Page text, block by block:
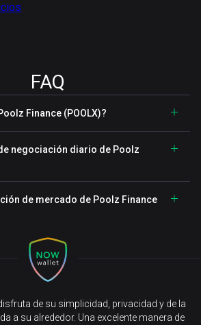
FAQ
Finance (POOLX)?
negociación diario de Poolz
de mercado de Poolz Finance
de su simplicidad, privacidad y de la
a su alrededor. Una excelente manera de